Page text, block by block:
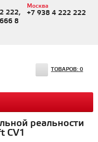
222,
8
Москва
+7 938 4 222 222
ТОВАРОВ: 0
реальности
CV1